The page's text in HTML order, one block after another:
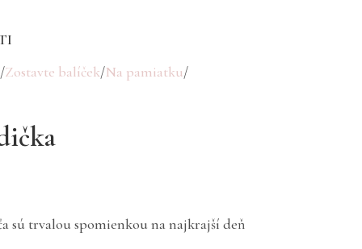
Zostavte balíček Na pamiatku
sú trvalou spomienkou na najkrajší deň